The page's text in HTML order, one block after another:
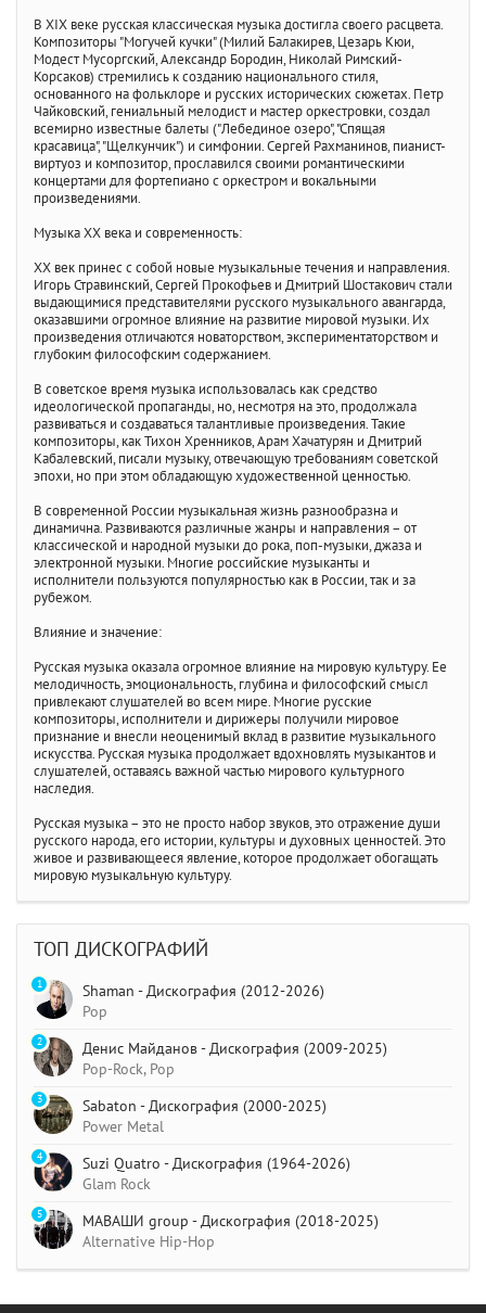
В XIX веке русская классическая музыка достигла своего расцвета.
Композиторы "Могучей кучки" (Милий Балакирев, Цезарь Кюи,
Модест Мусоргский, Александр Бородин, Николай Римский-
Корсаков) стремились к созданию национального стиля,
основанного на фольклоре и русских исторических сюжетах. Петр
Чайковский, гениальный мелодист и мастер оркестровки, создал
всемирно известные балеты ("Лебединое озеро", "Спящая
красавица", "Щелкунчик") и симфонии. Сергей Рахманинов, пианист-
виртуоз и композитор, прославился своими романтическими
концертами для фортепиано с оркестром и вокальными
произведениями.
Музыка XX века и современность:
XX век принес с собой новые музыкальные течения и направления.
Игорь Стравинский, Сергей Прокофьев и Дмитрий Шостакович стали
выдающимися представителями русского музыкального авангарда,
оказавшими огромное влияние на развитие мировой музыки. Их
произведения отличаются новаторством, экспериментаторством и
глубоким философским содержанием.
В советское время музыка использовалась как средство
идеологической пропаганды, но, несмотря на это, продолжала
развиваться и создаваться талантливые произведения. Такие
композиторы, как Тихон Хренников, Арам Хачатурян и Дмитрий
Кабалевский, писали музыку, отвечающую требованиям советской
эпохи, но при этом обладающую художественной ценностью.
В современной России музыкальная жизнь разнообразна и
динамична. Развиваются различные жанры и направления – от
классической и народной музыки до рока, поп-музыки, джаза и
электронной музыки. Многие российские музыканты и
исполнители пользуются популярностью как в России, так и за
рубежом.
Влияние и значение:
Русская музыка оказала огромное влияние на мировую культуру. Ее
мелодичность, эмоциональность, глубина и философский смысл
привлекают слушателей во всем мире. Многие русские
композиторы, исполнители и дирижеры получили мировое
признание и внесли неоценимый вклад в развитие музыкального
искусства. Русская музыка продолжает вдохновлять музыкантов и
слушателей, оставаясь важной частью мирового культурного
наследия.
Русская музыка – это не просто набор звуков, это отражение души
русского народа, его истории, культуры и духовных ценностей. Это
живое и развивающееся явление, которое продолжает обогащать
мировую музыкальную культуру.
ТОП ДИСКОГРАФИЙ
Shaman - Дискография (2012-2026)
Pop
1
Денис Майданов - Дискография (2009-2025)
Pop-Rock, Pop
2
Sabaton - Дискография (2000-2025)
Power Metal
3
Suzi Quatro - Дискография (1964-2026)
Glam Rock
4
МАВАШИ group - Дискография (2018-2025)
Alternative Hip-Hop
5